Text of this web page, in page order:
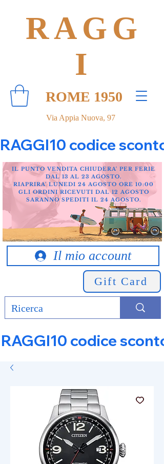
Via Appia Nuova, 97
RAGG
I
ROME 1950
RAGGI10 codice
Il mio account
Gift Card
IL PUNTO VENDITA CHIUDERA' PER FERIE
DAL 13 AL 23 AGOSTO.
RIAPRIRA' LUNEDI 24 AGOSTO ORE 10:00
GLI ORDINI RICEVUTI DAL 12 AGOSTO
SARANNO SPEDITI IL 24 AGOSTO.
RAGGI10 codice